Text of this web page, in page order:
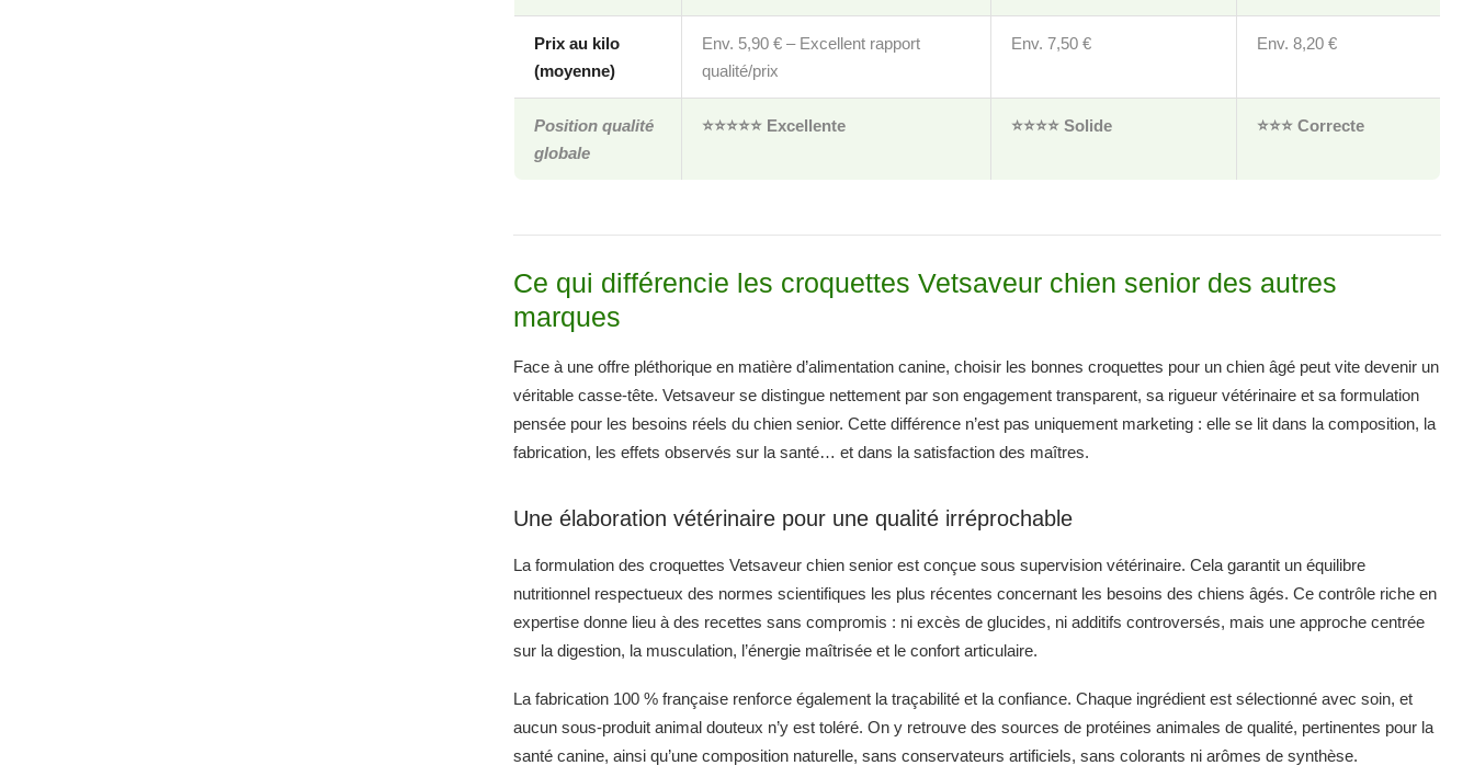
Prix au kilo
(moyenne)
Env. 5,90 € – Excellent rapport
qualité/prix
Env. 7,50 € Env. 8,20 €
Position qualité
globale
⭐️⭐️⭐️⭐️⭐️ Excellente ⭐️⭐️⭐️⭐️ Solide ⭐️⭐️⭐️ Correcte
Ce qui différencie les croquettes Vetsaveur chien senior des autres
marques
Face à une offre pléthorique en matière d’alimentation canine, choisir les bonnes croquettes pour un chien âgé peut vite devenir un
véritable casse-tête. Vetsaveur se distingue nettement par son engagement transparent, sa rigueur vétérinaire et sa formulation
pensée pour les besoins réels du chien senior. Cette différence n’est pas uniquement marketing : elle se lit dans la composition, la
fabrication, les effets observés sur la santé… et dans la satisfaction des maîtres.
Une élaboration vétérinaire pour une qualité irréprochable
La formulation des croquettes Vetsaveur chien senior est conçue sous supervision vétérinaire. Cela garantit un équilibre
nutritionnel respectueux des normes scientifiques les plus récentes concernant les besoins des chiens âgés. Ce contrôle riche en
expertise donne lieu à des recettes sans compromis : ni excès de glucides, ni additifs controversés, mais une approche centrée
sur la digestion, la musculation, l’énergie maîtrisée et le confort articulaire.
La fabrication 100 % française renforce également la traçabilité et la confiance. Chaque ingrédient est sélectionné avec soin, et
aucun sous-produit animal douteux n’y est toléré. On y retrouve des sources de protéines animales de qualité, pertinentes pour la
santé canine, ainsi qu’une composition naturelle, sans conservateurs artificiels, sans colorants ni arômes de synthèse.